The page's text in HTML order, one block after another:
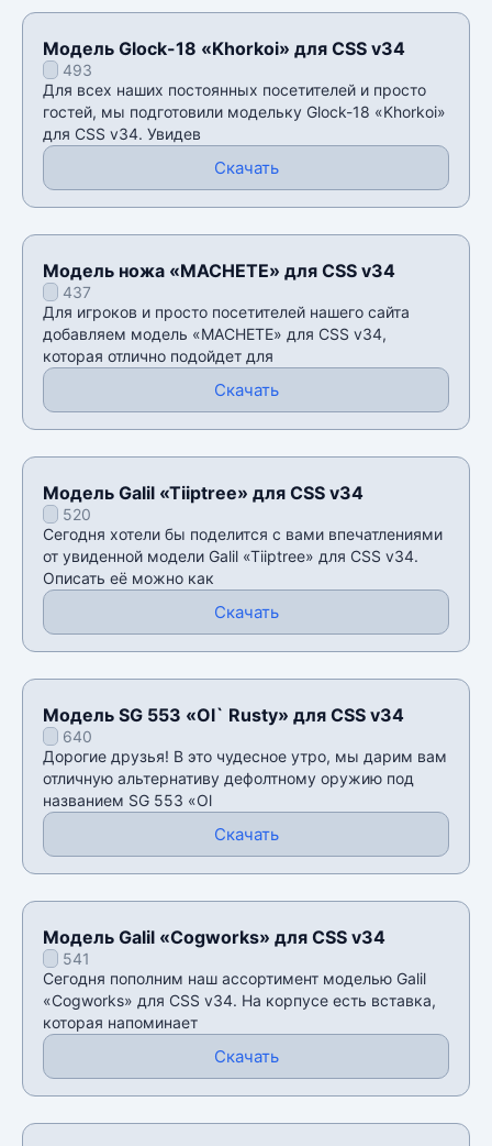
Модель Glock-18 «Khorkoi» для CSS v34
493
Для всех наших постоянных посетителей и просто
гостей, мы подготовили модельку Glock-18 «Khorkoi»
для CSS v34. Увидев
Скачать
Модель ножа «MACHETE» для CSS v34
437
Для игроков и просто посетителей нашего сайта
добавляем модель «MACHETE» для CSS v34,
которая отлично подойдет для
Скачать
Модель Galil «Tiiptree» для CSS v34
520
Сегодня хотели бы поделится с вами впечатлениями
от увиденной модели Galil «Tiiptree» для CSS v34.
Описать её можно как
Скачать
Модель SG 553 «Ol` Rusty» для CSS v34
640
Дорогие друзья! В это чудесное утро, мы дарим вам
отличную альтернативу дефолтному оружию под
названием SG 553 «Ol
Скачать
Модель Galil «Cogworks» для CSS v34
541
Сегодня пополним наш ассортимент моделью Galil
«Cogworks» для CSS v34. На корпусе есть вставка,
которая напоминает
Скачать